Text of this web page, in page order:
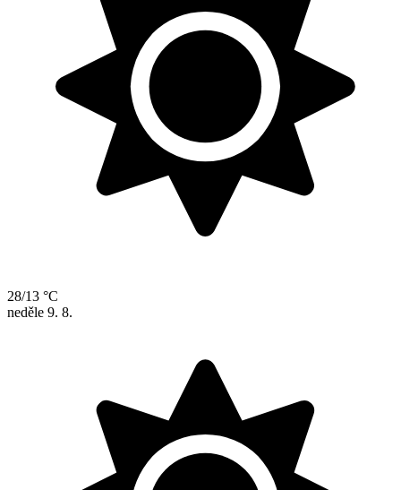
28/13 °C
neděle 9. 8.